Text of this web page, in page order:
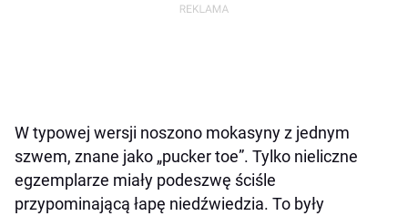
W typowej wersji noszono mokasyny z jednym
szwem, znane jako „pucker toe”. Tylko nieliczne
egzemplarze miały podeszwę ściśle
przypominającą łapę niedźwiedzia. To były